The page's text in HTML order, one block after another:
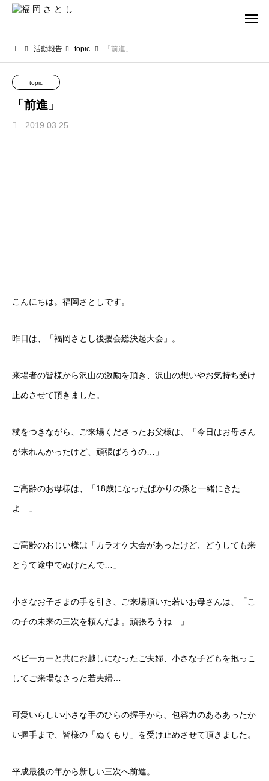
活動報告 topic 「前進」
topic
「前進」
2019.03.25
こんにちは。福岡さとしです。
昨日は、「福岡さとし後援会総決起大会」。
来場者の皆様から沢山の激励を頂き、沢山の想いやお気持ち受け
止めさせて頂きました。
杖をつきながら、ご来場くださったお父様は、「今日はお母さん
が来れんかったけど、頑張ばろうの…」
ご高齢のお母様は、「18歳になったばかりの孫と一緒にきた
よ…」
ご高齢のおじい様は「カラオケ大会があったけど、どうしても来
とうて途中でぬけたんで…」
小さなお子さまの手を引き、ご来場頂いた若いお母さんは、「こ
の子の未来の三次を頼んだよ。頑張ろうね…」
ベビーカーと共にお越しになったご夫婦、小さな子どもを抱っこ
してご来場なさった若夫婦…
可愛いらしい小さな手のひらの握手から、包容力のあるあったか
い握手まで、皆様の「ぬくもり」を受け止めさせて頂きました。
平成最後の年から新しい三次へ前進。